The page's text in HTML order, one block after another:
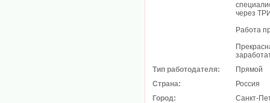
через
Работа
Тип работодателя:
Прямой
Страна:
Россия
Город:
Санкт-